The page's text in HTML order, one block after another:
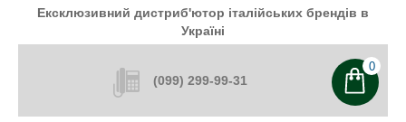
Ексклюзивний дистриб'ютор італійських брендів в
Україні
(099) 299-99-31
0